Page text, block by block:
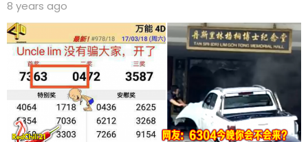
8 years ago